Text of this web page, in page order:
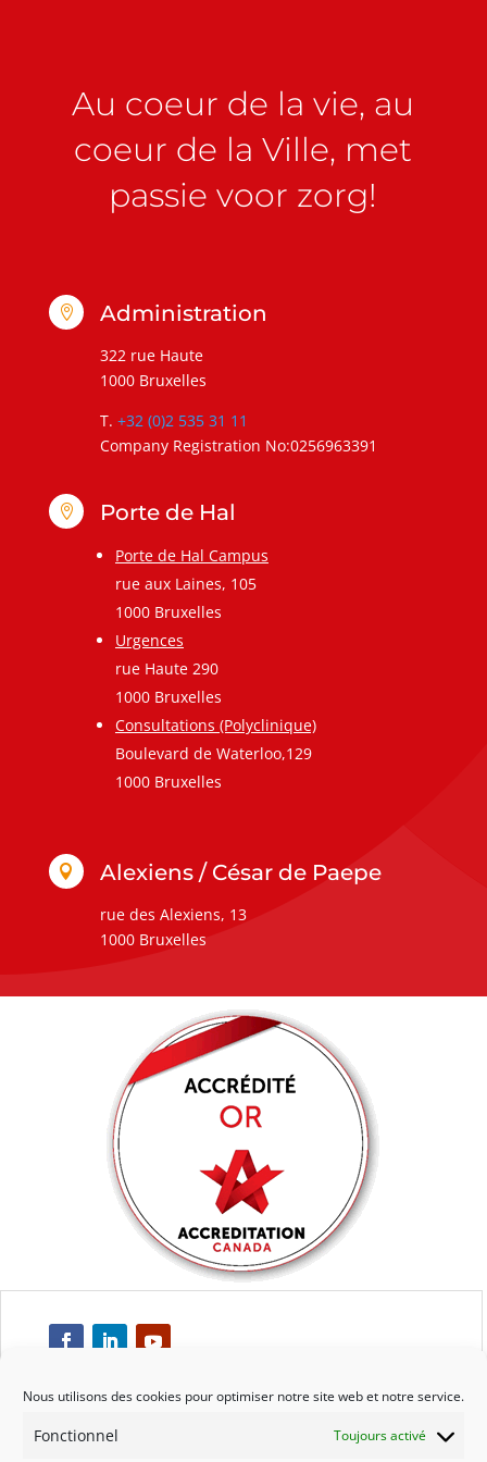
Nous utilisons des cookies pour optimiser notre site web et notre service.
Fonctionnel Toujours activé
Au coeur de la vie, au
coeur de la Ville, met
passie voor zorg!
 Administration
322 rue Haute
1000 Bruxelles
T. +32 (0)2 535 31 11
Company Registration No:0256963391
 Porte de Hal
Porte de Hal Campus
rue aux Laines, 105
1000 Bruxelles
Urgences
rue Haute 290
1000 Bruxelles
Consultations (Polyclinique)
Boulevard de Waterloo,129
1000 Bruxelles
 Alexiens / César de Paepe
rue des Alexiens, 13
1000 Bruxelles
Respect